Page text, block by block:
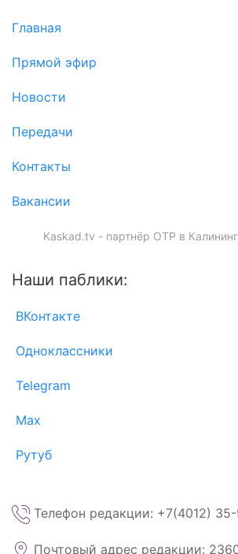
Главная
Прямой эфир
Новости
Передачи
Контакты
Вакансии
Kaskad.tv - партнёр ОТР в
Наши паблики:
ВКонтакте
Одноклассники
Telegram
Max
Рутуб
Телефон редакции: +7(4012)
Почтовый адрес редакции: